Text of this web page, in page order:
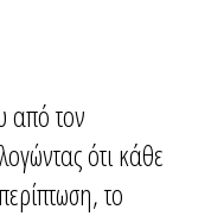
από τον
ότι κάθε
το